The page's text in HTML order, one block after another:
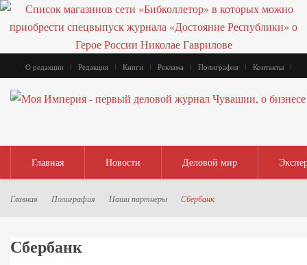
О редакции Редакция Книги Реклама Полиграфия Контакты
Главная Новости Деловой мир
Главная Полиграфия Наши партнеры Сбербанк
Сбербанк